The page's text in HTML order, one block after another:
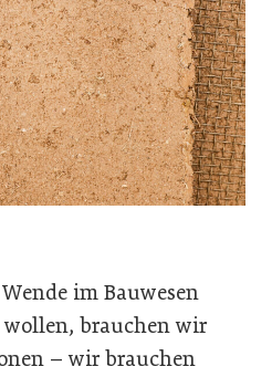
im Bauwesen
brauchen wir
– wir brauchen